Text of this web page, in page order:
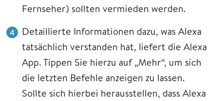
Fernseher) sollten vermieden werden.
Detaillierte Informationen dazu, was Alexa
tatsächlich verstanden hat, liefert die Alexa
App. Tippen Sie hierzu auf „Mehr“, um sich
die letzten Befehle anzeigen zu lassen.
Sollte sich hierbei herausstellen, dass Alexa